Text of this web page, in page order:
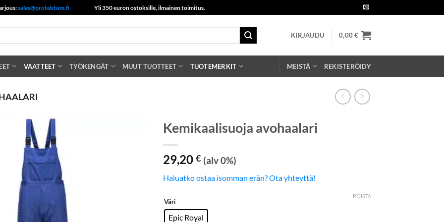
sales@protektum.fiYli 350 euron ostoksille, ilmainen toimitus.
KIRJAUDU 0,00€
VAATTEET TYÖKENGÄT MUUT TUOTTEET TUOTEMERKIT MEISTÄ REKISTERÖIDY
Kemikaalisuoja avohaalari
29,20 € (alv 0%)
Haluatko ostaa isomman erän? Ota yhteyttä!
Väri
Epic Royal
POISTA